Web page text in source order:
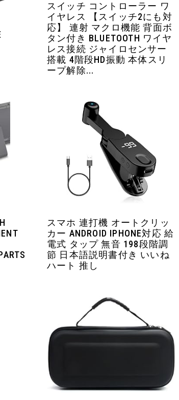
スイッチ コントローラー ワ
イヤレス 【スイッチ2にも対
応】 連射 マクロ機能 背面ボ
タン付き BLUETOOTH ワイヤ
レス接続 ジャイロセンサー
搭載 4階段HD振動 本体スリ
ープ解除...
スマホ 連打機 オートクリッ
カー ANDROID IPHONE対応 給
電式 タップ 無音 198段階調
節 日本語説明書付き いいね
ハート 推し